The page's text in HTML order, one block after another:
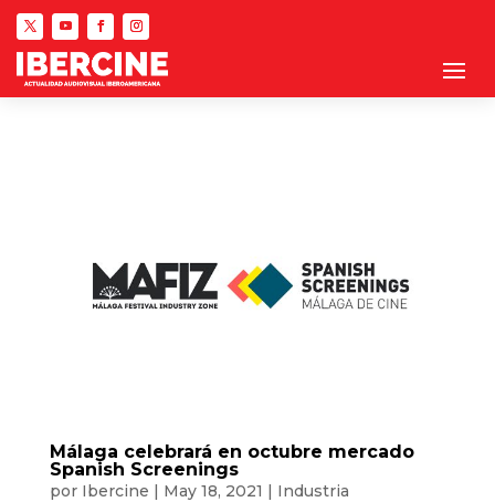
Málaga celebrará en octubre mercado
Spanish Screenings
por Ibercine | May 18, 2021 | Industria